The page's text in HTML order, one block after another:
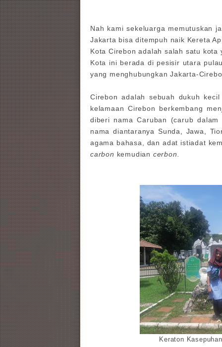
Nah kami sekeluarga memutuskan
Jakarta bisa ditempuh naik Kereta
Kota Cirebon adalah salah satu
Kota ini berada di pesisir utara
yang menghubungkan Jakarta-
Cirebon adalah sebuah dukuh
kelamaan Cirebon berkembang
diberi nama Caruban (carub
nama diantaranya Sunda, Jawa,
agama bahasa, dan adat istiadat
carbon kemudian cerbon.
Keraton